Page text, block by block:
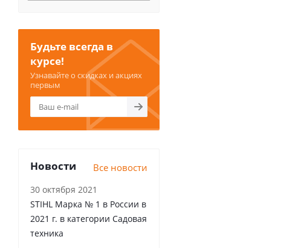
Будьте всегда в
курсе!
Узнавайте о скидках и акциях
первым
Новости Все новости
30 октября 2021
STIHL Марка № 1 в России в
2021 г. в категории Садовая
техника